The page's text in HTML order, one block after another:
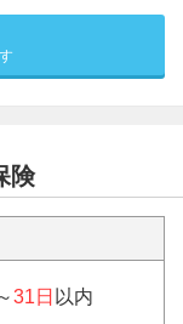
険
31日 以内